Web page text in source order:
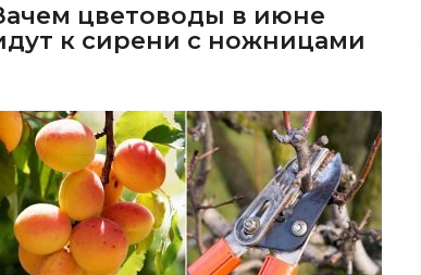
цветоводы в июне
к сирени с ножницами